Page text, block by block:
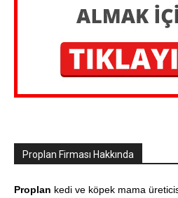
Proplan Firması Hakkında
Proplan kedi ve köpek mama